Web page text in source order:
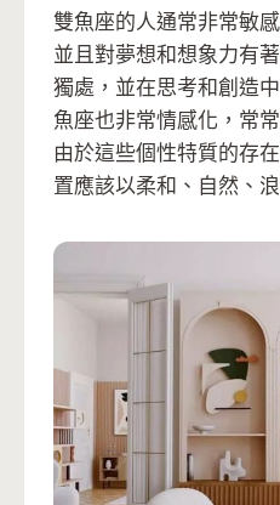
雙魚座的人通常非常敏
並且對夢想和想象力有
獨處，並在思考和創造
魚座也非常情感化，常
由於這些個性特質的存
置應該以柔和、自然、